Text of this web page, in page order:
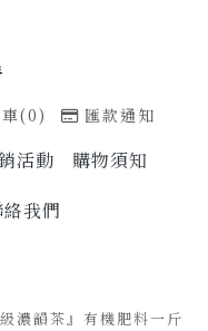
(0) 匯款通知
活動
購物須知
我們
濃韻茶』有機肥料一斤